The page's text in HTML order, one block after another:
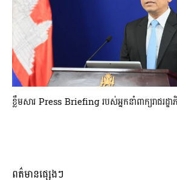
ខ្លឹមសារ Press Briefing របស់អ្នកនាំពាក្យរាជរដ្
ពត៌មានផ្សេងៗ